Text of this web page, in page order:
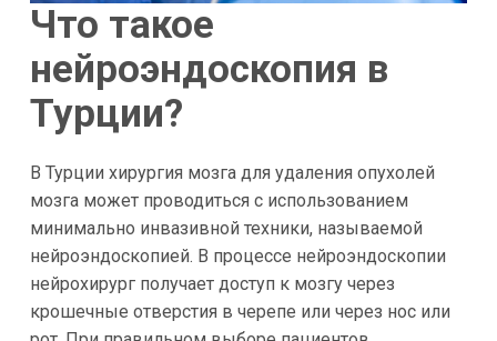
Что такое
нейроэндоскопия в
Турции?
В Турции хирургия мозга для удаления опухолей
мозга может проводиться с использованием
минимально инвазивной техники, называемой
нейроэндоскопией. В процессе нейроэндоскопии
нейрохирург получает доступ к мозгу через
крошечные отверстия в черепе или через нос или